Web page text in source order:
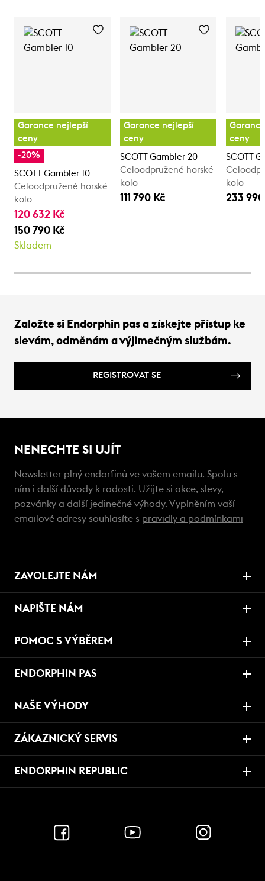
Garance nejlepší
ceny
-20%
SCOTT Gambler 10
Celoodpružené horské
kolo
120 632 Kč
150 790 Kč
Skladem
Garance nejlepší
ceny
SCOTT Gambler 20
Celoodpružené horské
kolo
111 790 Kč
ceny
SCOTT
kolo
233
Založte si Endorphin pas a získejte přístup ke
slevám, odměnám a výjimečným službám.
REGISTROVAT SE
NENECHTE SI UJÍT
Newsletter plný endorfinů ve vašem emailu. Spolu s
ním i další důvody k radosti. Užijte si akce, slevy,
pozvánky a další jedinečné výhody. Vyplněním vaší
emailové adresy souhlasíte s pravidly a podmínkami
ZAVOLEJTE NÁM
NAPIŠTE NÁM
POMOC S VÝBĚREM
ENDORPHIN PAS
NAŠE VÝHODY
ZÁKAZNICKÝ SERVIS
ENDORPHIN REPUBLIC